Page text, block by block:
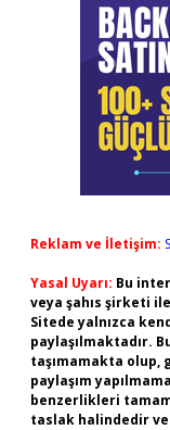
Reklam ve İletişim:
Yasal Uyarı: Bu
veya şahıs şirketi
Sitede yalnızca
paylaşılmaktadır.
taşımamakta olup,
paylaşım
benzerlikleri
taslak halindedir